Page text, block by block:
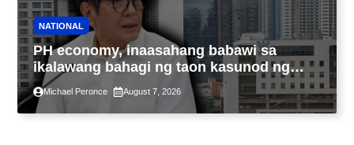
NATIONAL
PH economy, inaasahang babawi sa
ikalawang bahagi ng taon kasunod ng
2.3% GDP dulot ng Middle East war,
pagkaantala ng public construction
Michael Peronce August 7, 2026